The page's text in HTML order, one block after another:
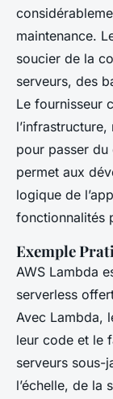
maintenance.
soucier de la
serveurs, des
Le fournisseur
pour passer
permet aux
logique de
fonctionnalités
Exemple
AWS Lambda
serverless
Avec Lambda,
leur code et le
serveurs sous-
l’échelle, de la